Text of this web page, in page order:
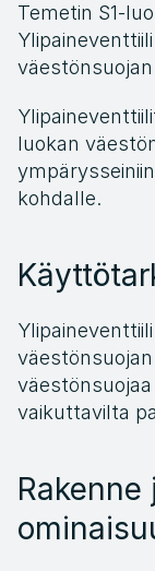
Temetin S1-
luokan
kohdalle.
vaikuttavilta